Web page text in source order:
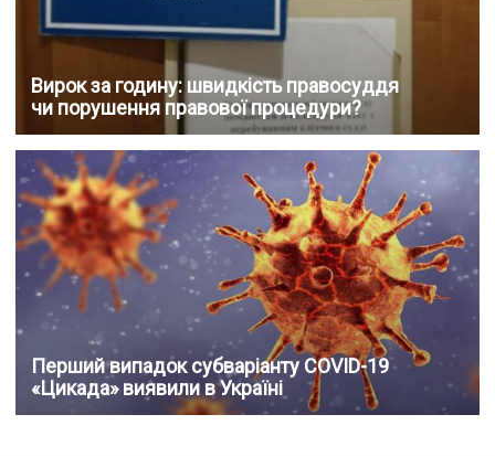
Вирок за годину: швидкість правосуддя
чи порушення правової процедури?
Перший випадок субваріанту COVID-19
«Цикада» виявили в Україні